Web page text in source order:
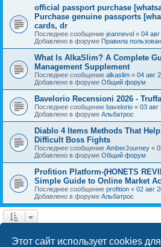
Этот сайт использует cookies для
official passport purchase
Purchase genuine passports
cards, dr
Последнее сообщение jeannevol « 04
Добавлено в форуме Правила
What Is AlkaSlim? A Complete
Management Supplement
Последнее сообщение alkaslim « 04 авг
Добавлено в форуме Общий форум
Bavelorio Recensioni 2026 -
Последнее сообщение bavelorio « 03 авг
Добавлено в форуме Альбатрос
Diablo 4 Items Methods That
Difficult Boss Fights
Последнее сообщение AmberJourney «
Добавлено в форуме Общий форум
Profition Platform-(HONETS
Simple Guide to Online Market
Последнее сообщение profition « 02 авг
Добавлено в форуме Альбатрос